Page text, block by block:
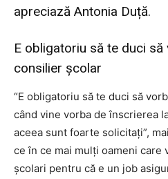
apreciază Antonia Duță.
E obligatoriu să te duci să
consilier școlar
“E obligatoriu să te duci să
când vine vorba de înscrierea
aceea sunt foarte solicitați”,
ce în ce mai mulți oameni care
școlari pentru că e un job